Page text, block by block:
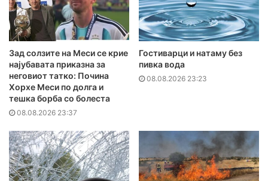
Зад солзите на Меси се крие
најубавата приказна за
неговиот татко: Почина
Хорхе Меси по долга и
тешка борба со болеста
08.08.2026 23:37
Гостиварци и натаму без
пивка вода
08.08.2026 23:23